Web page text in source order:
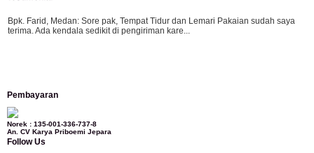
Bpk. Farid, Medan: Sore pak, Tempat Tidur dan Lemari Pakaian sudah saya
terima. Ada kendala sedikit di pengiriman kare...
kursi teras saya sudah saya terima dan p...
Pembayaran
Norek : 135-001-336-737-8
An. CV Karya Priboemi Jepara
Follow Us